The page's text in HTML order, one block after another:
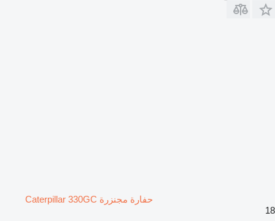
حفارة مجنزرة Caterpillar 330GC
18